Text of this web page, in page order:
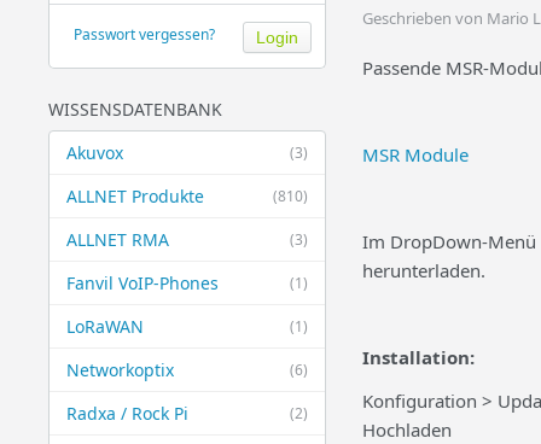
Passwort vergessen?
WISSENSDATENBANK
(3)
Akuvox
(810)
ALLNET Produkte
(3)
ALLNET RMA
(1)
Fanvil VoIP-Phones
(1)
LoRaWAN
(6)
Networkoptix
(2)
Radxa / Rock Pi
Geschrieben von Mario
Passende MSR-
MSR Module
Im DropDown-Menü
herunterladen.
Installation:
Konfiguration >
Hochladen